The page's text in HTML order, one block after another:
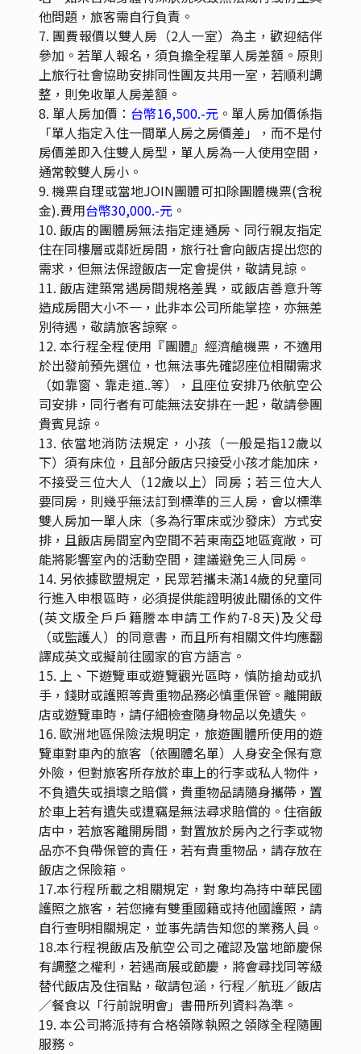
他問題，旅客需自行負責。
7. 團費報價以雙人房（2人一室）為主，歡迎結伴
參加。若單人報名，須負擔全程單人房差額。原則
上旅行社會協助安排同性團友共用一室，若順利調
整，則免收單人房差額。
8. 單人房加價： 台幣16,500.-元。單人房加價係指
「單人指定入住一間單人房之房價差」，而不是付
房價差即入住雙人房型，單人房為一人使用空間，
通常較雙人房小。
9. 機票自理或當地JOIN團體可扣除團體機票(含稅
金).費用台幣30,000.-元。
10. 飯店的團體房無法指定連通房、同行親友指定
住在同樓層或鄰近房間，旅行社會向飯店提出您的
需求，但無法保證飯店一定會提供，敬請見諒。
11. 飯店建築常遇房間規格差異，或飯店善意升等
造成房間大小不一，此非本公司所能掌控，亦無差
別待遇，敬請旅客諒察。
12. 本行程全程使用『團體』經濟艙機票，不適用
於出發前預先選位，也無法事先確認座位相關需求
（如靠窗、靠走道..等），且座位安排乃依航空公
司安排，同行者有可能無法安排在一起，敬請參團
貴賓見諒。
13. 依當地消防法規定，小孩（一般是指12歲以
下）須有床位，且部分飯店只接受小孩才能加床，
不接受三位大人（12歲以上）同房；若三位大人
要同房，則幾乎無法訂到標準的三人房，會以標準
雙人房加一單人床（多為行軍床或沙發床）方式安
排，且飯店房間室內空間不若東南亞地區寬敞，可
能將影響室內的活動空間，建議避免三人同房。
14. 另依據歐盟規定，民眾若攜未滿14歲的兒童同
行進入申根區時，必須提供能證明彼此關係的文件
(英文版全戶戶籍謄本申請工作約7-8天)及父母
（或監護人）的同意書，而且所有相關文件均應翻
譯成英文或擬前往國家的官方語言。
15. 上、下遊覽車或遊覽觀光區時，慎防搶劫或扒
手，錢財或護照等貴重物品務必慎重保管。離開飯
店或遊覽車時，請仔細檢查隨身物品以免遺失。
16. 歐洲地區保險法規明定，旅遊團體所使用的遊
覽車對車內的旅客（依團體名單）人身安全保有意
外險，但對旅客所存放於車上的行李或私人物件，
不負遺失或損壞之賠償，貴重物品請隨身攜帶，置
於車上若有遺失或遭竊是無法尋求賠償的。住宿飯
店中，若旅客離開房間，對置放於房內之行李或物
品亦不負帶保管的責任，若有貴重物品，請存放在
飯店之保險箱。
17.本行程所載之相關規定，對象均為持中華民國
護照之旅客，若您擁有雙重國籍或持他國護照，請
自行查明相關規定，並事先請告知您的業務人員。
18.本行程視飯店及航空公司之確認及當地節慶保
有調整之權利，若遇商展或節慶，將會尋找同等級
替代飯店及住宿點，敬請包涵，行程／航班／飯店
／餐食以「行前說明會」書冊所列資料為準。
19. 本公司將派持有合格領隊執照之領隊全程隨團
服務。